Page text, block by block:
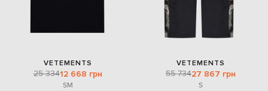
VETEMENTS
25 33412 668 грн
SM
VETEMENTS
55 73427 867 грн
S